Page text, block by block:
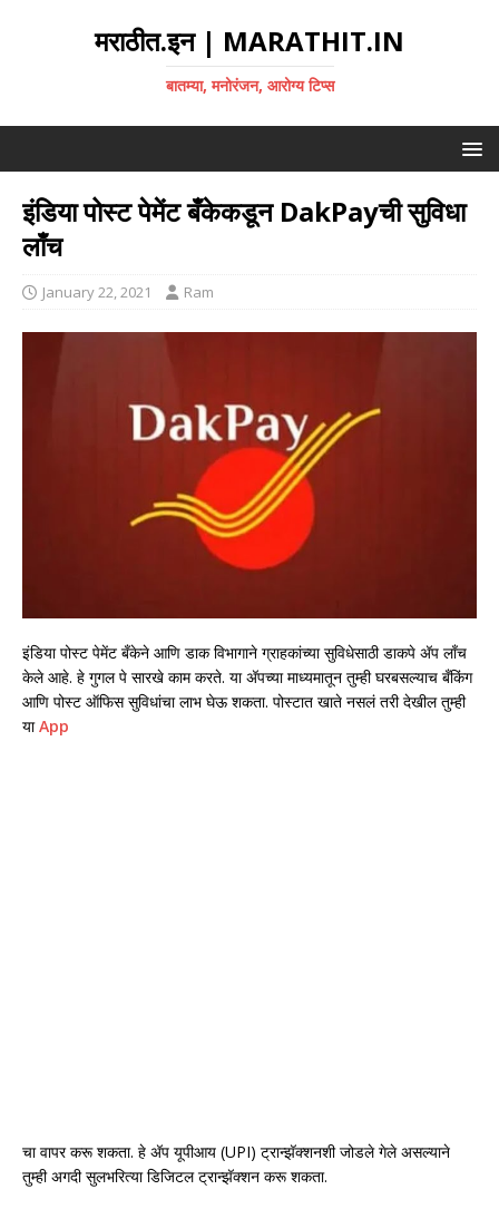
मराठीत.इन | MARATHIT.IN
बातम्या, मनोरंजन, आरोग्य टिप्स
इंडिया पोस्ट पेमेंट बँकेकडून DakPayची सुविधा
लाँच
January 22, 2021 Ram
इंडिया पोस्ट पेमेंट बँकेने आणि डाक विभागाने ग्राहकांच्या सुविधेसाठी डाकपे अ‍ॅप लाँच
केले आहे. हे गुगल पे सारखे काम करते. या अ‍ॅपच्या माध्यमातून तुम्ही घरबसल्याच बँकिंग
आणि पोस्ट ऑफिस सुविधांचा लाभ घेऊ शकता. पोस्टात खाते नसलं तरी देखील तुम्ही
याApp
चा वापर करू शकता. हे अ‍ॅप यूपीआय (UPI) ट्रान्झॅक्शनशी जोडले गेले असल्याने
तुम्ही अगदी सुलभरित्या डिजिटल ट्रान्झॅक्शन करू शकता.